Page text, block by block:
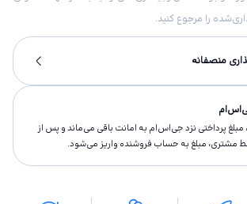
منصفانه
پرداختى نزد جی‌اس‌ام به امانت باقى مى‌ماند و پس از
مشتری، مبلغ به حساب فروشنده واريز مى‌شود.